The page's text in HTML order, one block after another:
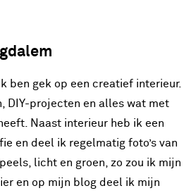
ben gek op een creatief interieur.
DIY-projecten en alles wat met
Naast interieur heb ik een
en deel ik regelmatig foto’s van
licht en groen, zo zou ik mijn
en op mijn blog deel ik mijn